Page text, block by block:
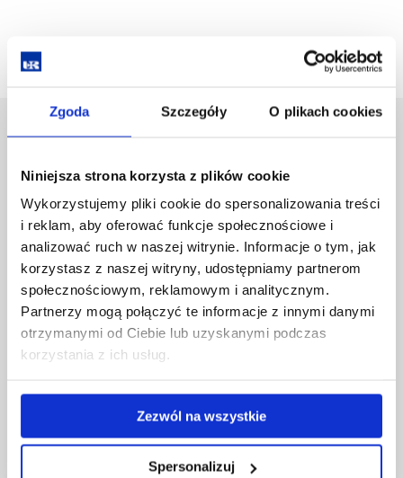
Zgoda Szczegóły O plikach cookies
Niniejsza strona korzysta z plików cookie
Wykorzystujemy pliki cookie do spersonalizowania treści
i reklam, aby oferować funkcje społecznościowe i
analizować ruch w naszej witrynie. Informacje o tym, jak
korzystasz z naszej witryny, udostępniamy partnerom
społecznościowym, reklamowym i analitycznym.
Partnerzy mogą połączyć te informacje z innymi danymi
otrzymanymi od Ciebie lub uzyskanymi podczas
korzystania z ich usług.
Zezwól na wszystkie
Spersonalizuj
Uniwersytet Rzeszowski
35-959 Rzeszów
Pomiń
nawigację
przejdź
do
treści
Polityka prywatności
Mapa serwisu
Biblioteka
Wydawnictwo
Covid info
Studia podyplomowe
Praca na UR
Zamówienia publiczne
Projekty współfinansowane przez UE
Projekty realizowane z KPO
Wynajem sal